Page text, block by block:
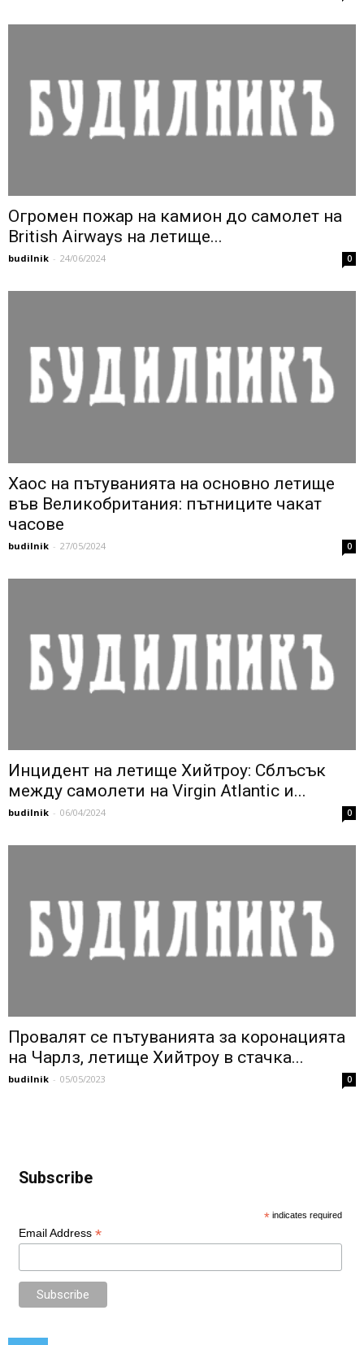
Огромен пожар на камион до самолет на
British Airways на летище...
budilnik - 24/06/2024 0
Хаос на пътуванията на основно летище
във Великобритания: пътниците чакат
часове
budilnik - 27/05/2024 0
Инцидент на летище Хийтроу: Сблъсък
между самолети на Virgin Atlantic и...
budilnik - 06/04/2024 0
Провалят се пътуванията за коронацията
на Чарлз, летище Хийтроу в стачка...
budilnik - 05/05/2023 0
Subscribe
* indicates required
Email Address *